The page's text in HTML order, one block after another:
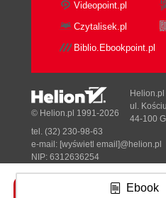
Ebook
Videopoint.pl
Czytalisek.pl
Biblio.Ebookpoint.pl
Tonik.pl
© Helion.pl 1991-2026
Helion.pl
ul.
44-100
tel. (32) 230-98-63
e-mail: [wyświetl email]@helion.pl
NIP: 6312636254